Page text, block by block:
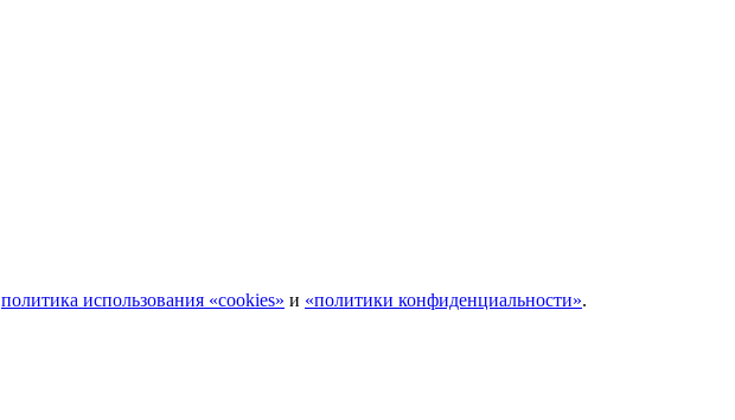
политика использования «cookies» и «политики конфиденциальности».